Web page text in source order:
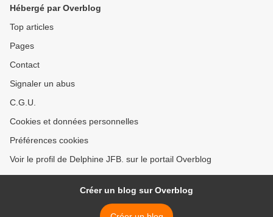
Hébergé par Overblog
Top articles
Pages
Contact
Signaler un abus
C.G.U.
Cookies et données personnelles
Préférences cookies
Voir le profil de Delphine JFB. sur le portail Overblog
Créer un blog sur Overblog